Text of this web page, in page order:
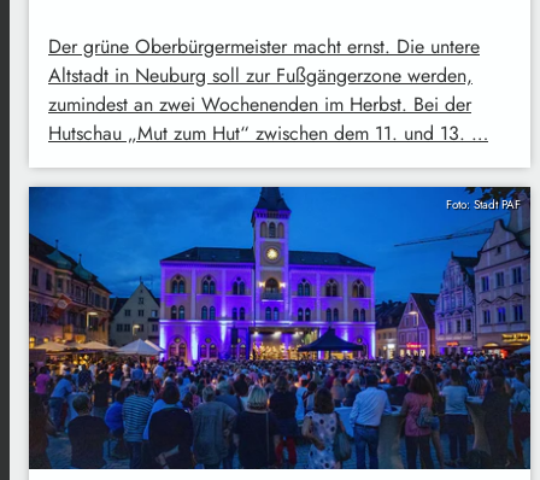
Der grüne Oberbürgermeister macht ernst. Die untere
Altstadt in Neuburg soll zur Fußgängerzone werden,
zumindest an zwei Wochenenden im Herbst. Bei der
Hutschau „Mut zum Hut“ zwischen dem 11. und 13. …
Foto: Stadt PAF